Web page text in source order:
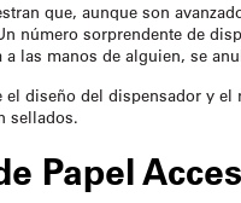
que, aunque son
número sorprendente de
las manos de alguien, se
el diseño del dispensador y
sellados.
Papel